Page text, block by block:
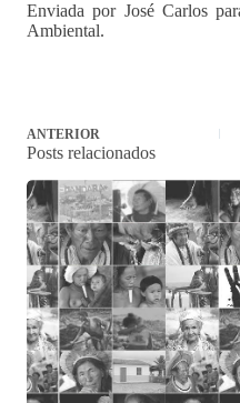
Enviada por José Carlos
Ambiental.
ANTERIOR
Posts relacionados